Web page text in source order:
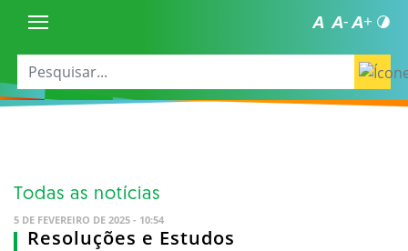
Todas as notícias
5 DE FEVEREIRO DE 2025 - 10:54
Resoluções e Estudos